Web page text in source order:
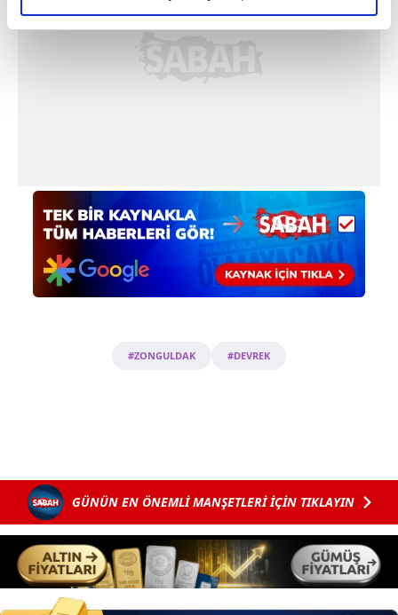
elimizden gelen çabayı gösterdiğimizi ve bu noktada,
reklamların maliyetlerimizi karşılamak noktasında tek gelir
kalemimiz olduğunu sizlere hatırlatmak isteriz.
Sitemizde kendimize ve üçüncü kişilere ait çerezler
kullanılmaktadır. Bu çerezler vasıtasıyla çeşitli kişisel
verileriniz işlenmekte olup gerekli olan çerezler bilgi
toplumu hizmetlerinin sunulması amacıyla
kullanılmaktadır. Diğer çerezler, sitemizin daha işlevsel
sınırlı olarak açık rızanız dahilinde kullanılacaktır.
6698 sayılı Kişisel Verilerin Korunması Kanunu uyarınca
hazırlanmış Aydınlatma Metnimizi okumak ve sitemizde
ilgili mevzuata uygun olarak kullanılan çerezlerle ilgili bilgi
almak için lütfentıklayınız.
#ZONGULDAK #DEVREK
GÜNÜN EN ÖNEMLİ MANŞETLERİ İÇİN TIKLAYIN